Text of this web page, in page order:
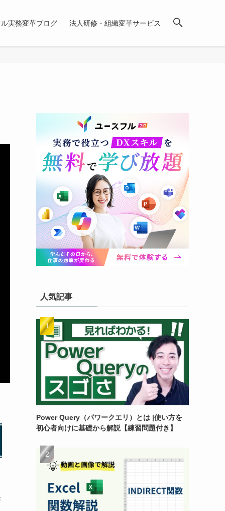
実務変革ブログ 法人研修・組織変革サービス
人気記事
Power Query（パワークエリ）とは |使い方を
初心者向けに基礎から解説【練習問題付き】